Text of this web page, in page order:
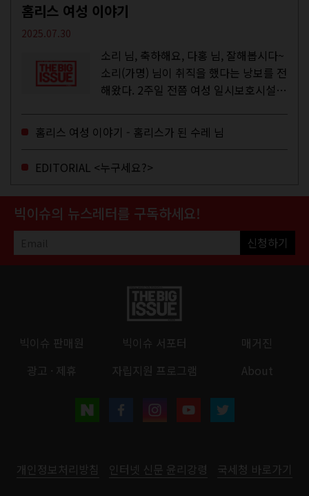
홈리스 여성 이야기
2025.07.30
소리 님, 축하해요, 다홍 님, 잘해봅시다~
소리(가명) 님이 취직을 했다는 낭보를 전
해왔다. 2주일 전쯤 여성 일시보호시설에
고, 저 오늘이 마지막이에요, 이렇게 인사
를 하고 가셨던...
홈리스 여성 이야기 - 홈리스가 된 수레 님
EDITORIAL <누구세요?>
빅이슈의 뉴스레터를 구독하세요!
신청하기
빅이슈 판매원 빅이슈 서포터
매거진
광고 · 제휴
자립지원 프로그램 About
개인정보처리방침 인터넷 신문 윤리강령 국세청 바로가기